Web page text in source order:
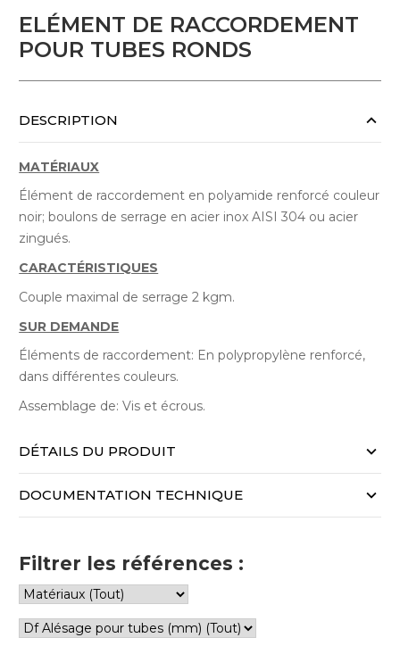
ELÉMENT DE RACCORDEMENT
POUR TUBES RONDS
DESCRIPTION
MATÉRIAUX
Élément de raccordement en polyamide renforcé couleur
noir; boulons de serrage en acier inox AISI 304 ou acier
zingués.
CARACTÉRISTIQUES
Couple maximal de serrage 2 kgm.
SUR DEMANDE
Éléments de raccordement: En polypropylène renforcé,
dans différentes couleurs.
Assemblage de: Vis et écrous.
DÉTAILS DU PRODUIT
DOCUMENTATION TECHNIQUE
Filtrer les références :